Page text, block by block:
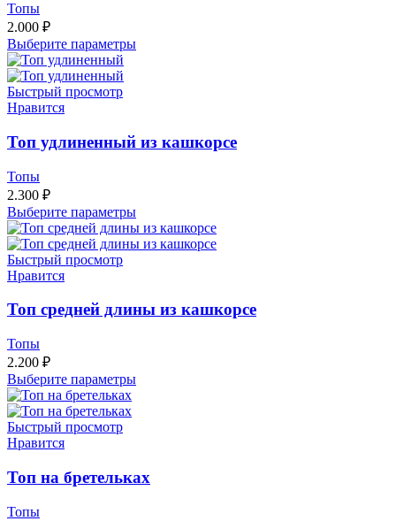
Топы
2.000 ₽
Выберите параметры
Быстрый просмотр
Нравится
Топ удлиненный из кашкорсе
Топы
2.300 ₽
Выберите параметры
Быстрый просмотр
Нравится
Топ средней длины из кашкорсе
Топы
2.200 ₽
Выберите параметры
Быстрый просмотр
Нравится
Топ на бретельках
Топы